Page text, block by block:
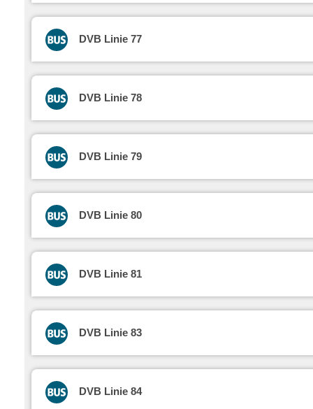
DVB Linie 77
DVB Linie 78
DVB Linie 79
DVB Linie 80
DVB Linie 81
DVB Linie 83
DVB Linie 84